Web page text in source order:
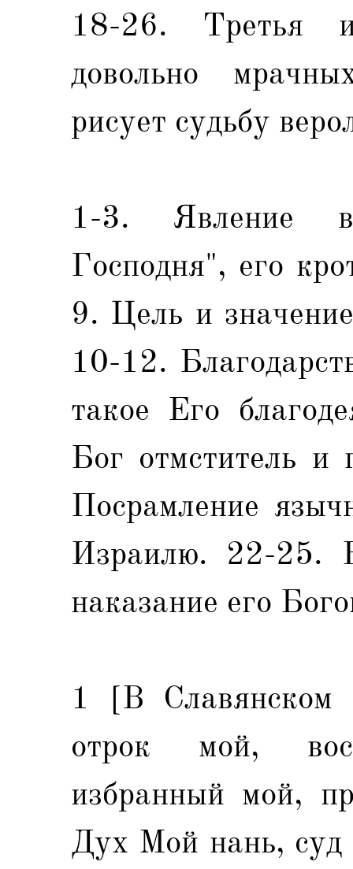
18-26. Третья
довольно
рисует судьбу
1-3. Явление
Господня", его
9. Цель и
10-12.
такое Его
Бог отмститель и
Посрамление
Израилю. 22-25.
наказание его
1 [В Славянском
отрок мой,
избранный мой,
Дух Мой нань, суд